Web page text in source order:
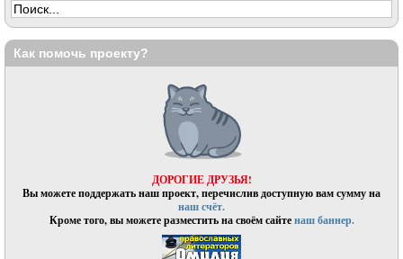
Как помочь проекту?
ДОРОГИЕ ДРУЗЬЯ!
Вы можете поддержать наш проект, перечислив доступную вам сумму на
наш счёт.
Кроме того, вы можете разместить на своём сайтенаш баннер.